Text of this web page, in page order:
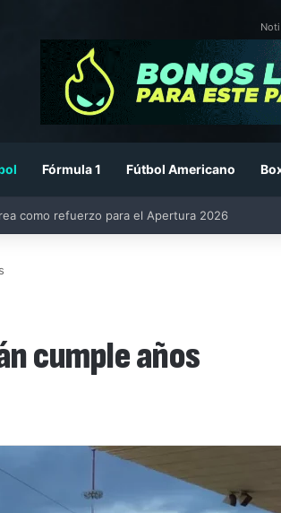
Fórmula 1 Fútbol Americano
previa, fecha, horario, convocados y todo lo
cumple años